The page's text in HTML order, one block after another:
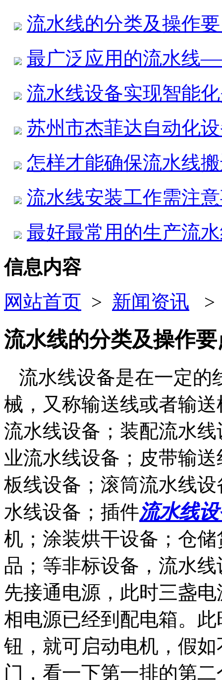
流水线的分类及操作
最广泛应用的流水线
流水线设备实现智能
苏州市杰菲达自动化
怎样才能确保流水线
流水线安装工作需注
最好最常用的生产流
信息内容
网站首页 > 新闻资讯
流水线的分类及操作要
流水线设备是在一定的
械，又称输送线或者输
流水线设备；装配流水
业流水线设备；皮带输
板线设备；滚筒流水线
水线设备；插件流水线
机；涂装烘干设备；仓
品；等非标设备，流水
先接通电源，此时三盏
相电源已经到配电箱。
钮，就可启动电机，假
门，看一下第一排的第